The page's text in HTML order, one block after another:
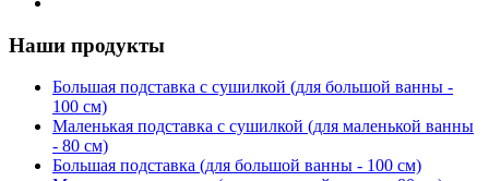
Наши продукты
Большая подставка с сушилкой (для большой ванны -
100 см)
Маленькая подставка с сушилкой (для маленькой ванны
- 80 см)
Большая подставка (для большой ванны - 100 см)